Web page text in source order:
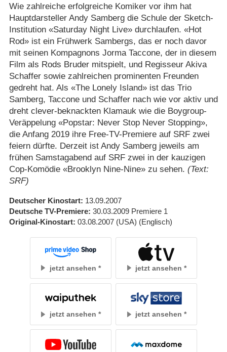
Wie zahlreiche erfolgreiche Komiker vor ihm hat
Hauptdarsteller Andy Samberg die Schule der Sketch-
Institution «Saturday Night Live» durchlaufen. «Hot
Rod» ist ein Frühwerk Sambergs, das er noch davor
mit seinen Kompagnons Jorma Taccone, der in diesem
Film als Rods Bruder mitspielt, und Regisseur Akiva
Schaffer sowie zahlreichen prominenten Freunden
gedreht hat. Als «The Lonely Island» ist das Trio
Samberg, Taccone und Schaffer nach wie vor aktiv und
dreht clever-beknackten Klamauk wie die Boygroup-
Veräppelung «Popstar: Never Stop Never Stopping»,
die Anfang 2019 ihre Free-TV-Premiere auf SRF zwei
feiern dürfte. Derzeit ist Andy Samberg jeweils am
frühen Samstagabend auf SRF zwei in der kauzigen
Cop-Komödie «Brooklyn Nine-Nine» zu sehen. (Text:
SRF)
Deutscher Kinostart 13.09.2007
Deutsche TV-Premiere 30.03.2009 Premiere 1
Original-Kinostart 03.08.2007 (USA) (Englisch)
jetzt ansehen jetzt ansehen
jetzt ansehen jetzt ansehen